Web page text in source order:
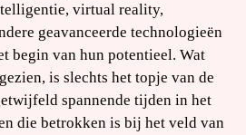
virtual reality,
geavanceerde technologieën
begin van hun potentieel. Wat
is slechts het topje van de
spannende tijden in het
die betrokken is bij het veld van